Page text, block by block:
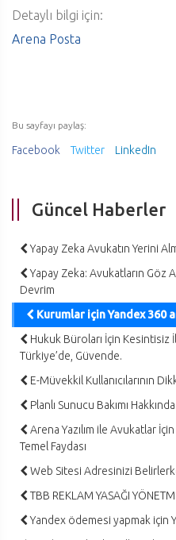
Detaylı bilgi için:
Arena Posta
Bu sayfayı paylaş:
Facebook Twitter LinkedIn
Güncel Haberler
Yapay Zeka Avukatın Yerini
Yapay Zeka: Avukatların Göz
Devrim
Kurumlar için Yandex 360
Hukuk Büroları İçin
Türkiye’de, Güvende.
E-Müvekkil Kullanıcılarının
Planlı Sunucu Bakımı
Arena Yazılım ile Avukatlar
Temel Faydası
Web Sitesi Adresinizi
TBB REKLAM YASAĞI
Yandex ödemesi yapmak için